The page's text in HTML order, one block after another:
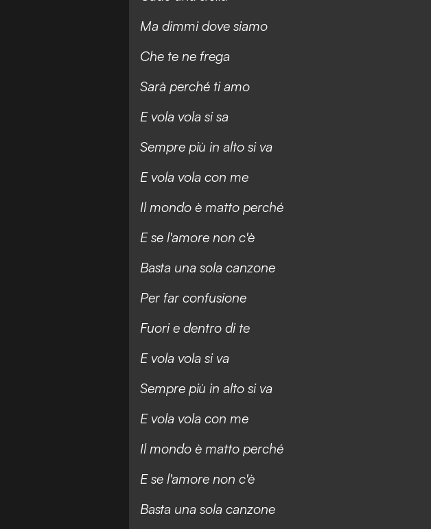
Ma dimmi dove siamo
Che te ne frega
Sarà perché ti amo
E vola vola si sa
Sempre più in alto si va
E vola vola con me
Il mondo è matto perché
E se l'amore non c'è
Basta una sola canzone
Per far confusione
Fuori e dentro di te
E vola vola si va
Sempre più in alto si va
E vola vola con me
Il mondo è matto perché
E se l'amore non c'è
Basta una sola canzone